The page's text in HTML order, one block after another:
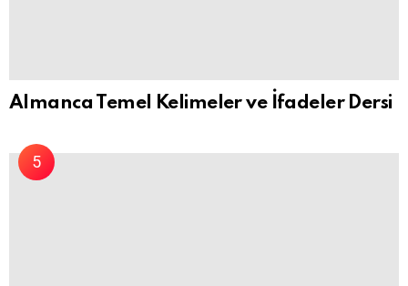
Almanca Temel Kelimeler ve İfadeler Dersi